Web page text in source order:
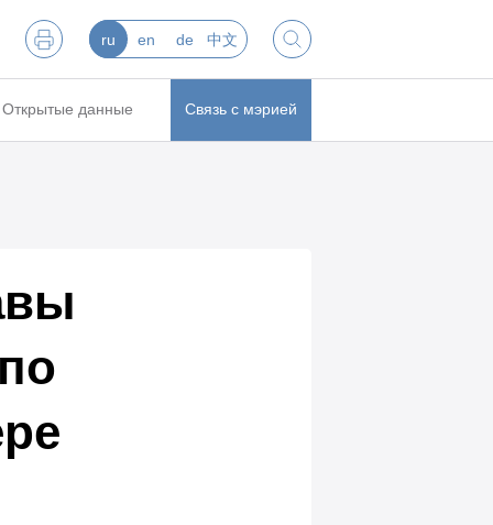
ru en de 中文
Открытые данные Связь с мэрией